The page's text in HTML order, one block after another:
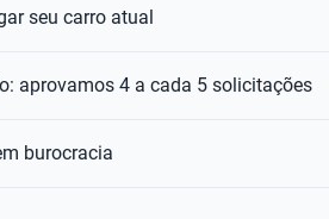
seu carro atual
aprovamos 4 a cada 5 solicitações
burocracia